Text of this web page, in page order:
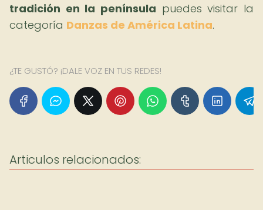
tradición en la península puedes visitar la
categoría Danzas de América Latina.
¿TE GUSTÓ? ¡DALE VOZ EN TUS REDES!
Articulos relacionados: